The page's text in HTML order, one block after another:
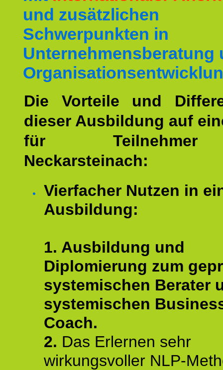
und zusätzlichen
Schwerpunkten in
Unternehmensberatung
Die Vorteile und
dieser Ausbildung auf
für
Neckarsteinach:
Vierfacher Nutzen in
Ausbildung:
1. Ausbildung und
Diplomierung zum
systemischen Berater
systemischen
Coach.
2. Das Erlernen sehr
wirkungsvoller NLP-